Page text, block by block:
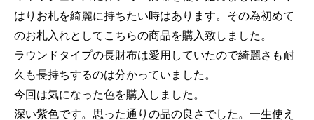
はりお札を綺麗に持ちたい時はあります。その為初めて
のお札入れとしてこちらの商品を購入致しました。
ラウンドタイプの長財布は愛用していたので綺麗さも耐
久も長持ちするのは分かっていました。
今回は気になった色を購入しました。
深い紫色です。思った通りの品の良さでした。一生使え